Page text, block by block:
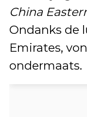
China
Ondanks de
Emirates,
ondermaats.